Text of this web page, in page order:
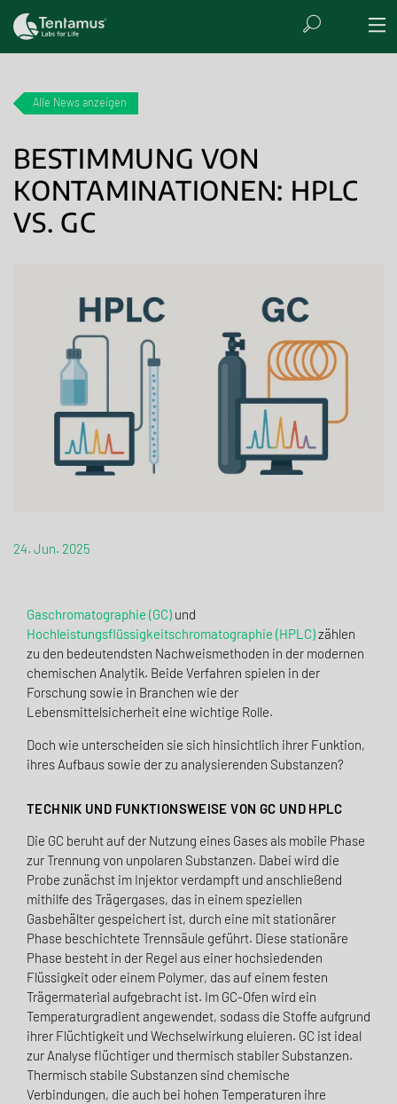
Alle News anzeigen
BESTIMMUNG VON
KONTAMINATIONEN: HPLC
VS. GC
24. Jun. 2025
Gaschromatographie (GC) und
Hochleistungsflüssigkeitschromatographie (HPLC)zählen
zu den bedeutendsten Nachweismethoden in der modernen
chemischen Analytik. Beide Verfahren spielen in der
Forschung sowie in Branchen wie der
Lebensmittelsicherheit eine wichtige Rolle.
Doch wie unterscheiden sie sich hinsichtlich ihrer Funktion,
ihres Aufbaus sowie der zu analysierenden Substanzen?
TECHNIK UND FUNKTIONSWEISE VON GC UND HPLC
Die GC beruht auf der Nutzung eines Gases als mobile Phase
zur Trennung von unpolaren Substanzen. Dabei wird die
Probe zunächst im Injektor verdampft und anschließend
mithilfe des Trägergases, das in einem speziellen
Gasbehälter gespeichert ist, durch eine mit stationärer
Phase beschichtete Trennsäule geführt. Diese stationäre
Phase besteht in der Regel aus einer hochsiedenden
Flüssigkeit oder einem Polymer, das auf einem festen
Trägermaterial aufgebracht ist. Im GC-Ofen wird ein
Temperaturgradient angewendet, sodass die Stoffe aufgrund
ihrer Flüchtigkeit und Wechselwirkung eluieren. GC ist ideal
zur Analyse flüchtiger und thermisch stabiler Substanzen.
Thermisch stabile Substanzen sind chemische
Verbindungen, die auch bei hohen Temperaturen ihre